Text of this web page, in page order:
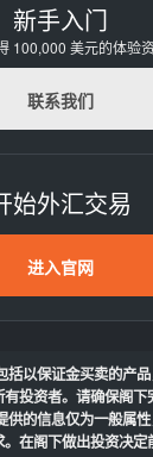
新手入门
100,000 美元的体验
联系我们
始外汇交易
进入官网
以保证金买卖的产
投资者。请确保阁
供的信息仅为一般属
在阁下做出投资决